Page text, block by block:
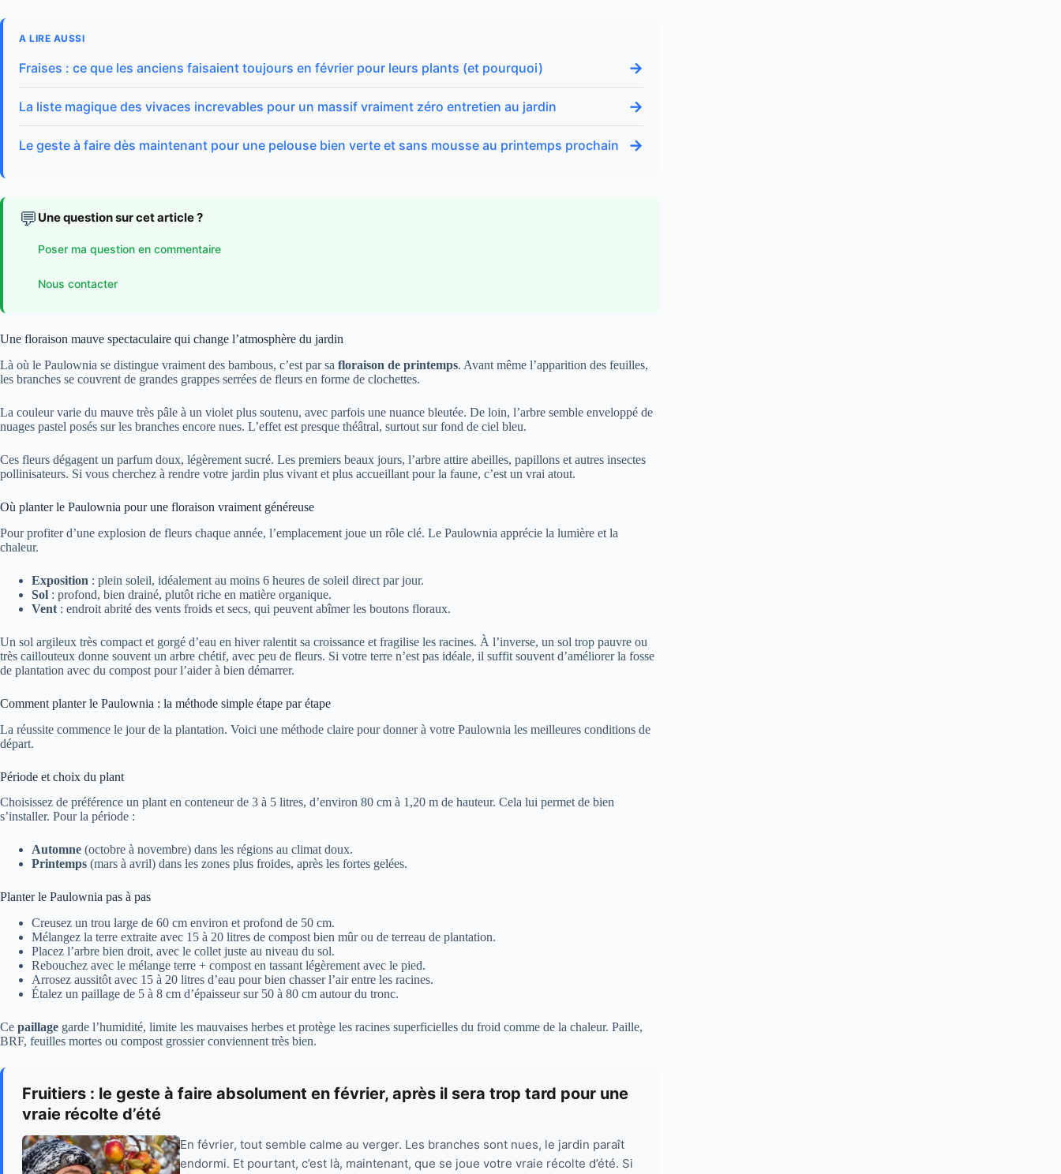
A LIRE AUSSI
Fraises : ce que les anciens faisaient toujours en février pour leurs plants (et pourquoi) →
La liste magique des vivaces increvables pour un massif vraiment zéro entretien au jardin →
Le geste à faire dès maintenant pour une pelouse bien verte et sans mousse au printemps prochain →
💬 Une question sur cet article ?
Poser ma question en commentaire
Nous contacter
Une floraison mauve spectaculaire qui change l’atmosphère du jardin
Là où le Paulownia se distingue vraiment des bambous, c’est par sa floraison de printemps. Avant même l’apparition des feuilles,
les branches se couvrent de grandes grappes serrées de fleurs en forme de clochettes.
La couleur varie du mauve très pâle à un violet plus soutenu, avec parfois une nuance bleutée. De loin, l’arbre semble enveloppé de
nuages pastel posés sur les branches encore nues. L’effet est presque théâtral, surtout sur fond de ciel bleu.
Ces fleurs dégagent un parfum doux, légèrement sucré. Les premiers beaux jours, l’arbre attire abeilles, papillons et autres insectes
pollinisateurs. Si vous cherchez à rendre votre jardin plus vivant et plus accueillant pour la faune, c’est un vrai atout.
Où planter le Paulownia pour une floraison vraiment généreuse
Pour profiter d’une explosion de fleurs chaque année, l’emplacement joue un rôle clé. Le Paulownia apprécie la lumière et la
chaleur.
Exposition : plein soleil, idéalement au moins 6 heures de soleil direct par jour.
Sol : profond, bien drainé, plutôt riche en matière organique.
Vent : endroit abrité des vents froids et secs, qui peuvent abîmer les boutons floraux.
Un sol argileux très compact et gorgé d’eau en hiver ralentit sa croissance et fragilise les racines. À l’inverse, un sol trop pauvre ou
très caillouteux donne souvent un arbre chétif, avec peu de fleurs. Si votre terre n’est pas idéale, il suffit souvent d’améliorer la fosse
de plantation avec du compost pour l’aider à bien démarrer.
Comment planter le Paulownia : la méthode simple étape par étape
La réussite commence le jour de la plantation. Voici une méthode claire pour donner à votre Paulownia les meilleures conditions de
départ.
Période et choix du plant
Choisissez de préférence un plant en conteneur de 3 à 5 litres, d’environ 80 cm à 1,20 m de hauteur. Cela lui permet de bien
s’installer. Pour la période :
Automne (octobre à novembre) dans les régions au climat doux.
Printemps (mars à avril) dans les zones plus froides, après les fortes gelées.
Planter le Paulownia pas à pas
Creusez un trou large de 60 cm environ et profond de 50 cm.
Mélangez la terre extraite avec 15 à 20 litres de compost bien mûr ou de terreau de plantation.
Placez l’arbre bien droit, avec le collet juste au niveau du sol.
Rebouchez avec le mélange terre + compost en tassant légèrement avec le pied.
Arrosez aussitôt avec 15 à 20 litres d’eau pour bien chasser l’air entre les racines.
Étalez un paillage de 5 à 8 cm d’épaisseur sur 50 à 80 cm autour du tronc.
Ce paillage garde l’humidité, limite les mauvaises herbes et protège les racines superficielles du froid comme de la chaleur. Paille,
BRF, feuilles mortes ou compost grossier conviennent très bien.
Fruitiers : le geste à faire absolument en février, après il sera trop tard pour une
vraie récolte d’été
En février, tout semble calme au verger. Les branches sont nues, le jardin paraît
endormi. Et pourtant, c’est là, maintenant, que se joue votre vraie récolte d’été. Si